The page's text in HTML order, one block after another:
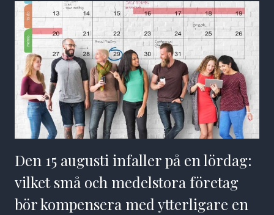
Den 15 augusti infaller på en lördag:
vilket små och medelstora företag
bör kompensera med ytterligare en